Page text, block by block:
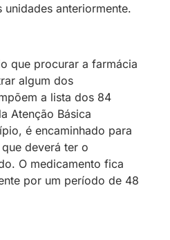
unidades anteriormente.
que procurar a farmácia
algum dos
a lista dos 84
Atenção Básica
é encaminhado para
deverá ter o
O medicamento fica
por um período de 48